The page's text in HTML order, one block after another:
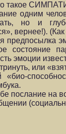
такое
одним
но и
вернее!).
предпосылка
состояние
эмоции
или
«био-
послание на